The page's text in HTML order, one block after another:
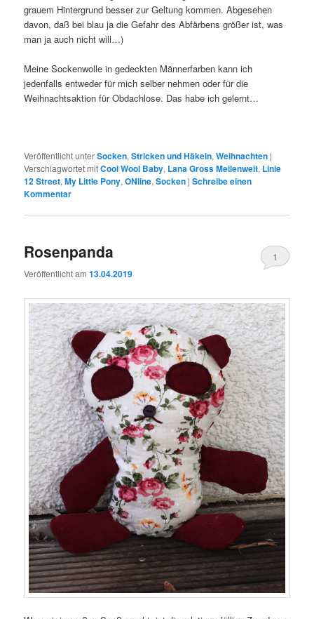
grauem Hintergrund besser zur Geltung kommen. Abgesehen
davon, daß bei blau ja die Gefahr des Abfärbens größer ist, was
man ja auch nicht will…)
Meine Sockenwolle in gedeckten Männerfarben kann ich
jedenfalls entweder für mich selber nehmen oder für die
Weihnachtsaktion für Obdachlose. Das habe ich gelernt…
Veröffentlicht unterSocken,Stricken und Häkeln,Weihnachten |
Verschlagwortet mitCool Wool Baby, Lana Gross Meilenweit, Linie
12 Street,My Little Pony,ONline,Socken |Schreibe einen
Kommentar
Rosenpanda
Veröffentlicht am13.04.2019
1